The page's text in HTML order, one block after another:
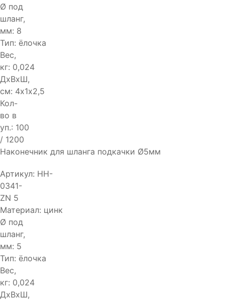
Ø под
шланг,
мм: 8
Тип: ёлочка
Вес,
кг: 0,024
ДхВхШ,
см: 4х1х2,5
Кол-
во в
уп.: 100
/ 1200
Наконечник для шланга подкачки Ø5мм
Артикул: HH-
0341-
ZN 5
Материал: цинк
Ø под
шланг,
мм: 5
Тип: ёлочка
Вес,
кг: 0,024
ДхВхШ,